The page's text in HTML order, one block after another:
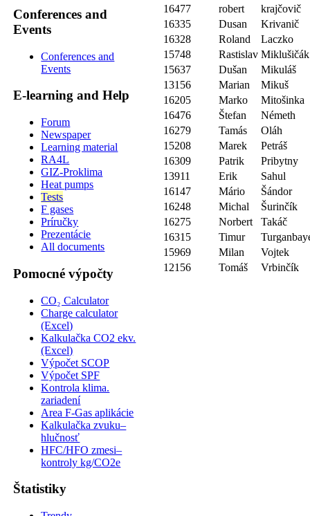
Conferences and
Events
Conferences and
Events
E-learning and Help
Forum
Newspaper
Learning material
RA4L
GIZ-Proklima
Heat pumps
Tests
F gases
Príručky
Prezentácie
All documents
Pomocné výpočty
CO₂ Calculator
Charge calculator
(Excel)
Kalkulačka CO2 ekv.
(Excel)
Výpočet SCOP
Výpočet SPF
Kontrola klima.
zariadení
Area F-Gas aplikácie
Kalkulačka zvuku–
hlučnosť
HFC/HFO zmesi–
kontroly kg/CO2e
Štatistiky
16477
robert
krajčovič
16335
Dusan
Krivanič
16328
Roland
Laczko
15748
Rastislav Miklušičák
15637
Dušan
Mikuláš
13156
Marian
Mikuš
16205
Marko
Mitošinka
16476
Štefan
Németh
16279
Tamás
Oláh
15208
Marek
Petráš
16309
Patrik
Pribytny
13911
Erik
Sahul
16147
Mário
Šándor
16248
Michal
Šurinčík
16275
Norbert
Takáč
16315
Timur
15969
Milan
Vojtek
12156
Tomáš Vrbinčík